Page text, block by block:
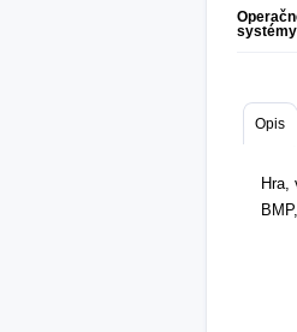
Opis
Hra,